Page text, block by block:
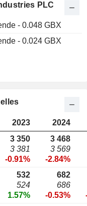
PLC
- 0.048 GBX
- 0.024 GBX
2023 2024
3 350
3 381
-0.91%
3 468
3 569
-2.84%
532
524
1.57%
682
686
-0.53%